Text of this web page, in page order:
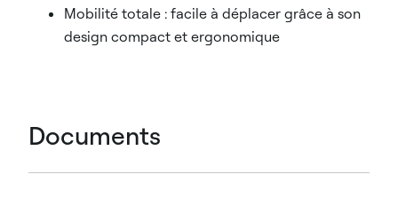
Mobilité totale : facile à déplacer grâce à son
design compact et ergonomique
Documents